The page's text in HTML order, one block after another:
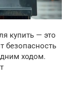
купить — это
безопасность
ходом.